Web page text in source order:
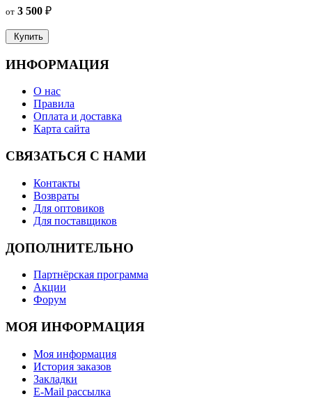
от 3 500 ₽
Купить
ИНФОРМАЦИЯ
О нас
Правила
Оплата и доставка
Карта сайта
СВЯЗАТЬСЯ С НАМИ
Контакты
Возвраты
Для оптовиков
Для поставщиков
ДОПОЛНИТЕЛЬНО
Партнёрская программа
Акции
Форум
МОЯ ИНФОРМАЦИЯ
Моя информация
История заказов
Закладки
E-Mail рассылка